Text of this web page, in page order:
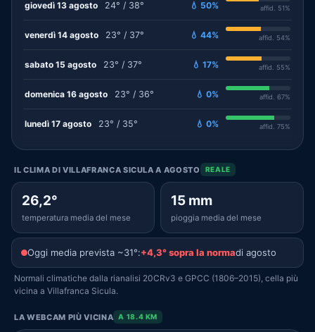
giovedì 13 agosto 24° / 38° 💧 50% affid. 51%
venerdì 14 agosto 23° / 37° 💧 44% affid. 54%
sabato 15 agosto 23° / 37° 💧 17% affid. 55%
domenica 16 agosto 23° / 36° 💧 0% affid. 67%
lunedì 17 agosto 23° / 35° 💧 0% affid. 75%
IL CLIMA DI VILLAFRANCA SICULA A AGOSTO REALE
26,2°
temperatura media del mese
15 mm
pioggia media del mese
Oggi media prevista ~31°:+4,3° sopra la normadi agosto
Normali climatiche dalla rianalisi 20CRv3 e GPCC (1806–2015), cella più
vicina a Villafranca Sicula.
LA WEBCAM PIÙ VICINA A 18.4 KM